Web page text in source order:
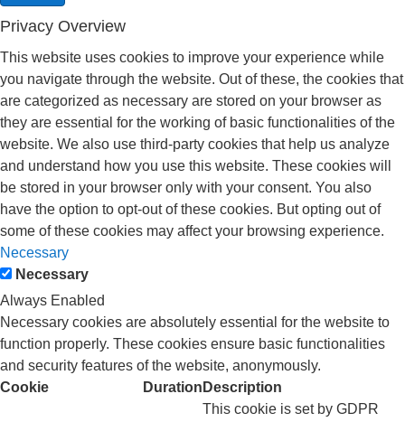
Privacy Overview
This website uses cookies to improve your experience while
you navigate through the website. Out of these, the cookies that
are categorized as necessary are stored on your browser as
they are essential for the working of basic functionalities of the
website. We also use third-party cookies that help us analyze
and understand how you use this website. These cookies will
be stored in your browser only with your consent. You also
have the option to opt-out of these cookies. But opting out of
some of these cookies may affect your browsing experience.
Necessary
Necessary
Always Enabled
Necessary cookies are absolutely essential for the website to
function properly. These cookies ensure basic functionalities
and security features of the website, anonymously.
Cookie
Duration Description
This cookie is set by GDPR